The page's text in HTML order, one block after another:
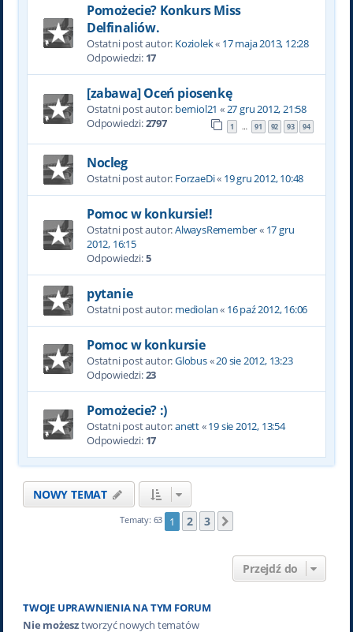
Pomożecie? Konkurs Miss
Delfinaliów.
Ostatni post autor: Koziolek« 17 maja 2013, 12:28
Odpowiedzi: 17
[zabawa] Oceń piosenkę
Ostatni post autor: berniol21 «27 gru 2012, 21:58
Odpowiedzi:2797 1 … 91 92 93 94
Nocleg
Ostatni post autor: ForzaeDi« 19 gru 2012, 10:48
Pomoc w konkursie!!
Ostatni post autor:AlwaysRemember« 17 gru
2012, 16:15
Odpowiedzi:5
pytanie
Ostatni post autor: mediolan« 16 paź 2012, 16:06
Pomoc w konkursie
Ostatni post autor:Globus«20 sie 2012, 13:23
Odpowiedzi:23
Pomożecie? :)
Ostatni post autor:anett«19 sie 2012, 13:54
Odpowiedzi: 17
NOWY TEMAT
Tematy: 63 1 2 3
Przejdź do
TWOJE UPRAWNIENIA NA TYM FORUM
Nie możesztworzyć nowych tematów